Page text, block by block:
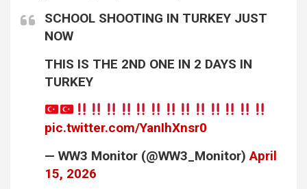
SCHOOL SHOOTING IN TURKEY JUST
NOW
THIS IS THE 2ND ONE IN 2 DAYS IN
TURKEY
pic.twitter.com/YanIhXnsr0
— WW3 Monitor (@WW3_Monitor)April
15, 2026